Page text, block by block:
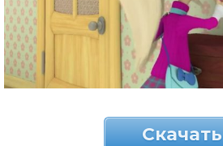
Скачать